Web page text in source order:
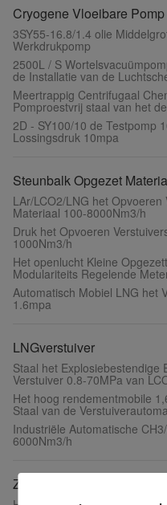
Cryogene Vloeibare Pomp
3SY55-16.8/1.4 olie
Werkdrukpomp
2500L / S
de Installatie van de
Meertrappig Centrifugaal
Pomproestvrij staal van het
2D - SY100/10 de Testpomp
Lossingsdruk 10mpa
Steunbalk Opgezet
LAr/LCO2/LNG het
Materiaal 100-8000Nm3/h
Druk het Opvoeren
1000Nm3/h
Het openlucht Kleine
Modulariteits Regelende
Automatisch Mobiel LNG het
1.6mpa
LNGverstuiver
Staal het Explosiebestendige
Verstuiver 0.8-70MPa van
Het hoog rendementmobile
Staal van de
Industriële Automatische
6000Nm3/h
Zuurstofcompressor